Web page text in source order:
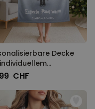
Decke
CHF